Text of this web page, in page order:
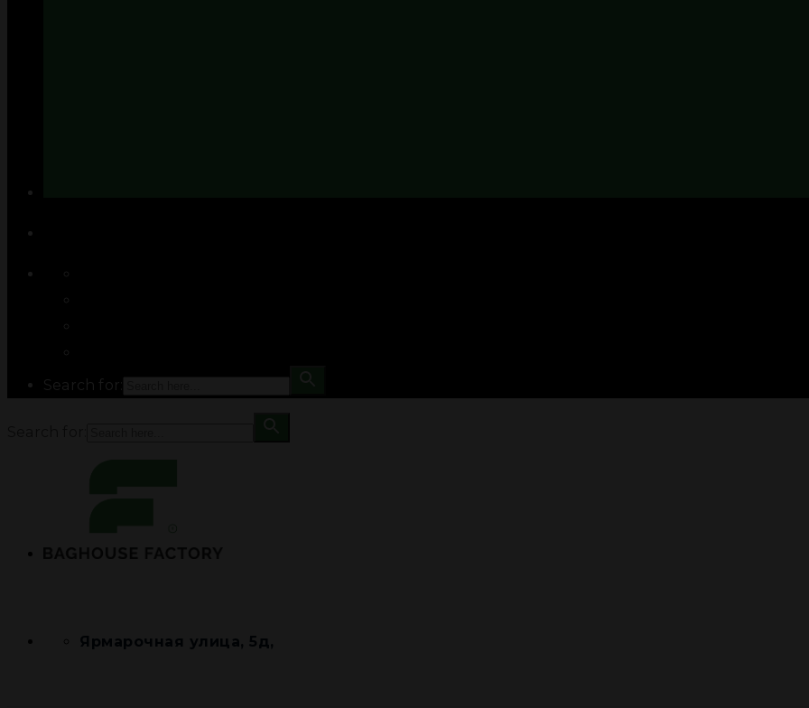
Search for:
Ярмарочная улица, 5д,